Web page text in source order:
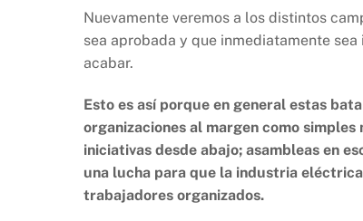
Nuevamente veremos a los distintos
sea aprobada y que inmediatamente
acabar.
Esto es así porque en general estas
organizaciones al margen como
iniciativas desde abajo; asambleas en
una lucha para que la industria
trabajadores organizados.